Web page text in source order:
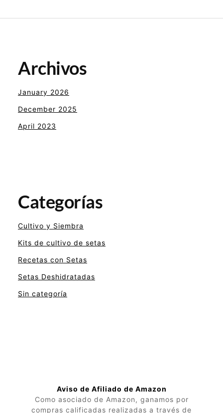
Archivos
January 2026
December 2025
April 2023
Categorías
Cultivo y Siembra
Kits de cultivo de setas
Recetas con Setas
Setas Deshidratadas
Sin categoría
Aviso de Afiliado de Amazon
Como asociado de Amazon, ganamos por
compras calificadas realizadas a través de